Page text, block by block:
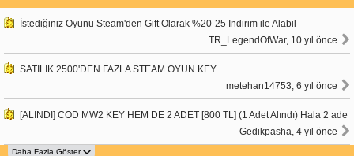
İstediğiniz Oyunu Steam'den Gift Olarak %20-25 Indirim ile Alabil
TR_LegendOfWar, 10 yıl önce
SATILIK 2500'DEN FAZLA STEAM OYUN KEY
metehan14753, 6 yıl önce
[ALINDI] COD MW2 KEY HEM DE 2 ADET [800 TL] (1 Adet Alındı) Hala 2 ade
Gedikpasha, 4 yıl önce